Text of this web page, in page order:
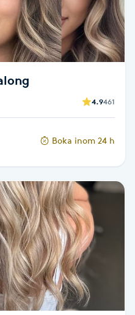
4.9461
Boka inom 24 h